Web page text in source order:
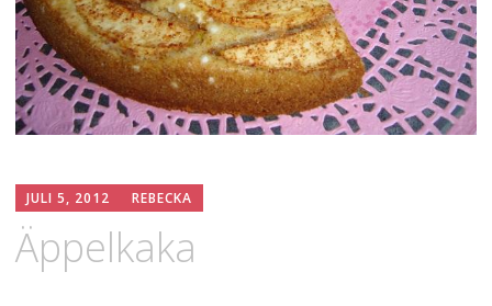
JULI 5, 2012 REBECKA
Äppelkaka